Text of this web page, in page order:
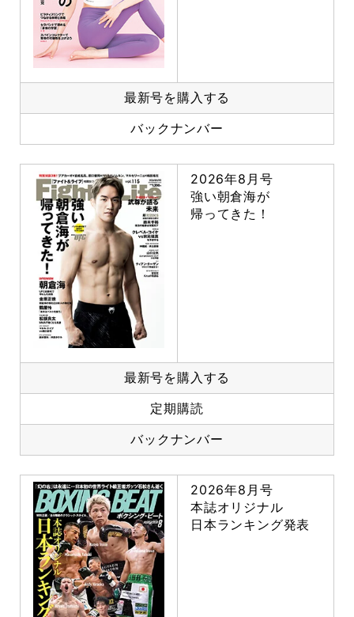
最新号を購入する
バックナンバー
2026年8月号
強い朝倉海が
帰ってきた！
最新号を購入する
定期購読
バックナンバー
2026年8月号
本誌オリジナル
日本ランキング発表